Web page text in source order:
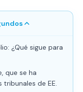
¿Qué sigue para
que se ha
de EE.